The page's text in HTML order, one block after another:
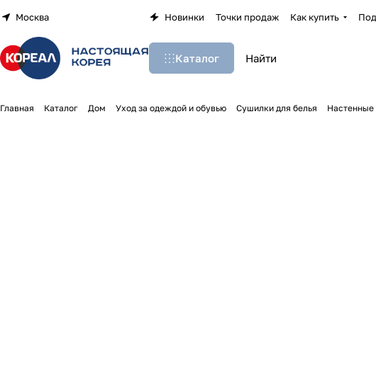
Москва Новинки Точки продаж Как купить
Каталог
Главная Каталог Дом Уход за одеждой и обувью Сушилки для белья